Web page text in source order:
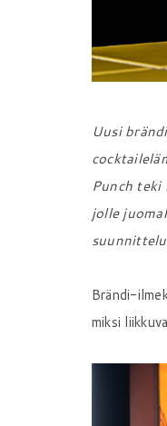
Uusi
Punch
jolle
Brändi-
miksi